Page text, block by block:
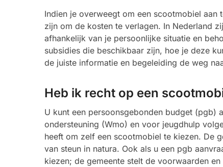
Indien je overweegt om een scootmobiel aan
zijn om de kosten te verlagen. In Nederland
afhankelijk van je persoonlijke situatie en
subsidies die beschikbaar zijn, hoe je deze
de juiste informatie en begeleiding de weg
Heb ik recht op een
U kunt een persoonsgebonden budget (pgb)
ondersteuning (Wmo) en voor jeugdhulp
heeft om zelf een scootmobiel te kiezen. De
van steun in natura. Ook als u een pgb
kiezen; de gemeente stelt de voorwaarden